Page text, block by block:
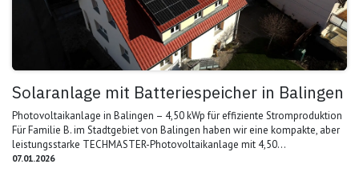
Solaranlage mit Batteriespeicher in Balingen
Photovoltaikanlage in Balingen – 4,50 kWp für effiziente Stromproduktion
Für Familie B. im Stadtgebiet von Balingen haben wir eine kompakte, aber
leistungsstarke TECHMASTER-Photovoltaikanlage mit 4,50...
07.01.2026